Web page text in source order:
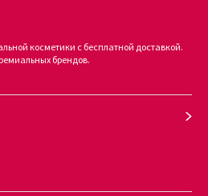
косметики с бесплатной доставкой.
брендов.